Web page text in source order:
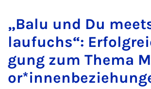
„Balu und Du
lau­fuchs“:
gung zum Thema